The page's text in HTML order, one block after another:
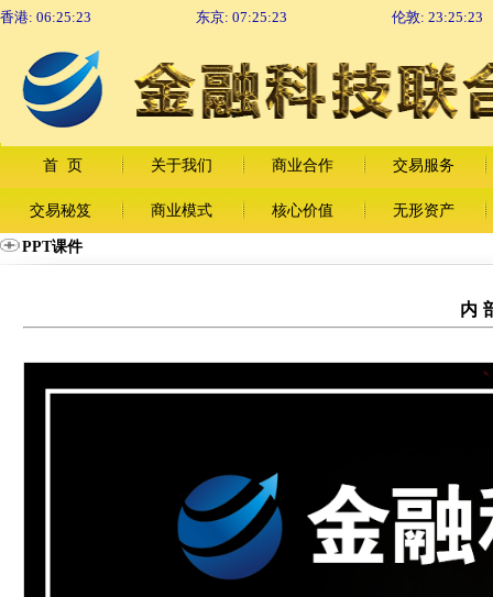
香港: 06:25:23 东京: 07:25:23 伦敦: 23:25:23
首 页 关于我们 商业合作 交易服务
交易秘笈 商业模式 核心价值 无形资产
PPT课件
内